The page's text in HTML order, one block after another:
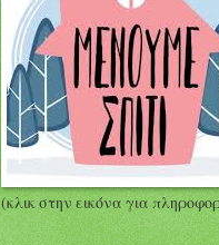
(κλικ στην εικόνα για